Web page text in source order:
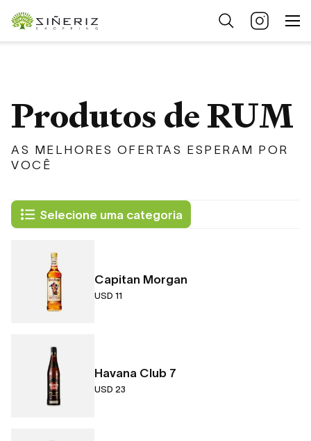
Produtos de RUM
AS MELHORES OFERTAS ESPERAM POR
VOCÊ
Selecione uma categoria
Capitan Morgan
USD 11
Havana Club 7
USD 23